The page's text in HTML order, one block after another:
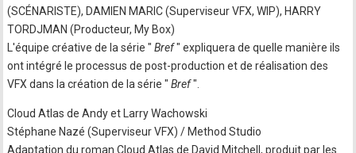
(SCÉNARISTE), DAMIEN MARIC (Superviseur VFX, WIP), HARRY
TORDJMAN (Producteur, My Box)
L'équipe créative de la série " Bref" expliquera de quelle manière ils
ont intégré le processus de post-production et de réalisation des
VFX dans la création de la série " Bref".
Cloud Atlas de Andy et Larry Wachowski
Stéphane Nazé (Superviseur VFX) / Method Studio
Adaptation du roman Cloud Atlas de David Mitchell, produit par les